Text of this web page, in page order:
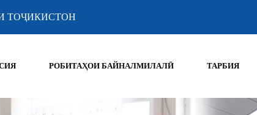
ТОҶИКИСТОН
РОБИТАҲОИ БАЙНАЛМИЛАЛӢ ТАРБИЯ